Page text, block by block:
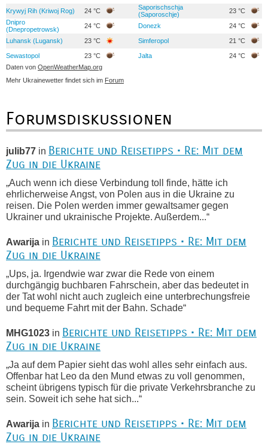
Krywyj Rih (Kriwoj Rog) 24 °C
Saporischschja
(Saporoschje)
23 °C
Dnipro
(Dnepropetrowsk)
24 °C Donezk 24 °C
Luhansk (Lugansk) 23 °C Simferopol 21 °C
Sewastopol 23 °C Jalta
24 °C
Daten von OpenWeatherMap.org
Mehr Ukrainewetter findet sich im Forum
Forumsdiskussionen
julib77 in Berichte und Reisetipps • Re: Mit dem
Zug in die Ukraine
„Auch wenn ich diese Verbindung toll finde, hätte ich
ehrlicherweise Angst, von Polen aus in die Ukraine zu
reisen. Die Polen werden immer gewaltsamer gegen
Ukrainer und ukrainische Projekte. Außerdem...“
Awarija in Berichte und Reisetipps • Re: Mit dem
Zug in die Ukraine
„Ups, ja. Irgendwie war zwar die Rede von einem
durchgängig buchbaren Fahrschein, aber das bedeutet in
der Tat wohl nicht auch zugleich eine unterbrechungsfreie
und bequeme Fahrt mit der Bahn. Schade“
MHG1023 in Berichte und Reisetipps • Re: Mit dem
Zug in die Ukraine
„Ja auf dem Papier sieht das wohl alles sehr einfach aus.
Offenbar hat Leo da den Mund etwas zu voll genommen,
scheint übrigens typisch für die private Verkehrsbranche zu
sein. Soweit ich sehe hat sich...“
Awarija in Berichte und Reisetipps • Re: Mit dem
Zug in die Ukraine